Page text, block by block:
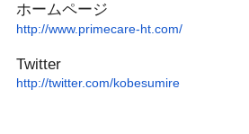
ホームページ
http://www.primecare-ht.com/
Twitter
http://twitter.com/kobesumire